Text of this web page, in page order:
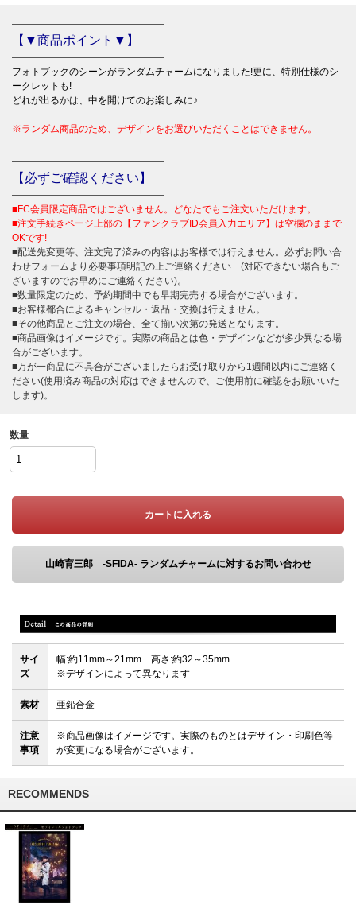
――――――――――――――――
【▼商品ポイント▼】
――――――――――――――――
フォトブックのシーンがランダムチャームになりました!更に、特別仕様のシ
ークレットも!
どれが出るかは、中を開けてのお楽しみに♪
※ランダム商品のため、デザインをお選びいただくことはできません。
――――――――――――――――
【必ずご確認ください】
――――――――――――――――
■FC会員限定商品ではございません。どなたでもご注文いただけます。
■注文手続きページ上部の【ファンクラブID会員入力エリア】は空欄のままで
OKです!
■配送先変更等、注文完了済みの内容はお客様では行えません。必ずお問い合
わせフォームより必要事項明記の上ご連絡ください (対応できない場合もご
ざいますのでお早めにご連絡ください)。
■数量限定のため、予約期間中でも早期完売する場合がございます。
■お客様都合によるキャンセル・返品・交換は行えません。
■その他商品とご注文の場合、全て揃い次第の発送となります。
■商品画像はイメージです。実際の商品とは色・デザインなどが多少異なる場
合がございます。
■万が一商品に不具合がございましたらお受け取りから1週間以内にご連絡く
ださい(使用済み商品の対応はできませんので、ご使用前に確認をお願いいた
します)。
数量
カートに入れる
山崎育三郎 -SFIDA- ランダムチャームに対するお問い合わせ
サイ
ズ
幅:約11mm～21mm 高さ:約32～35mm
※デザインによって異なります
素材 亜鉛合金
注意
事項
※商品画像はイメージです。実際のものとはデザイン・印刷色等
が変更になる場合がございます。
RECOMMENDS